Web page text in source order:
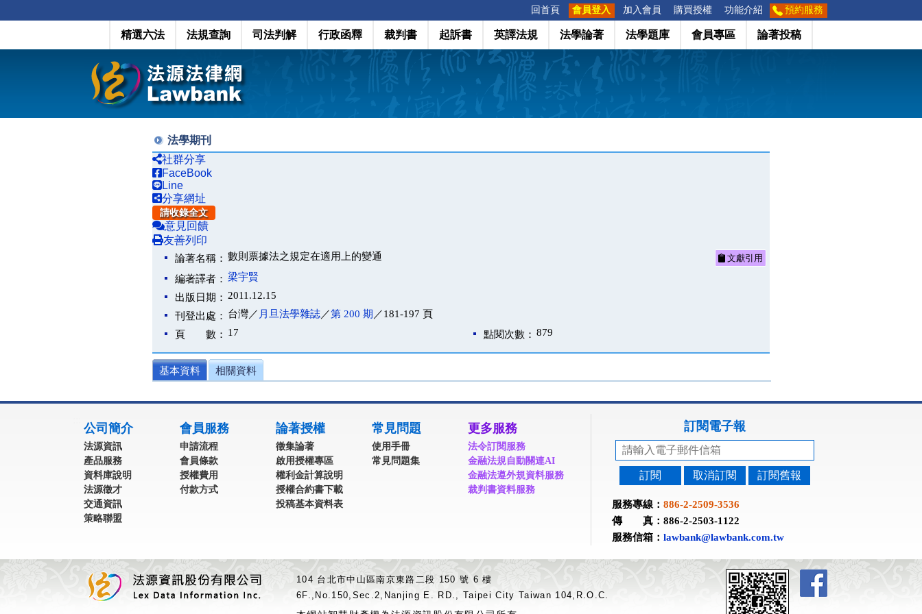
回首頁 會員登入 加入會員 購買授權 功能介紹 預約服務
精選六法 法規查詢 司法判解 行政函釋 裁判書 起訴書 英譯法規 法學論著 法學題庫 會員專區 論著投稿
法學期刊
社群分享
FaceBook
Line
分享網址
請收錄全文
意見回饋
友善列印
論著名稱： 數則票據法之規定在適用上的變通 文獻引用
編著譯者： 梁宇賢
出版日期： 2011.12.15
刊登出處： 台灣／ 月旦法學雜誌／第 200 期 ／181-197 頁
頁 數： 17 點閱次數： 879
基本資料 相關資料
公司簡介
法源資訊
產品服務
資料庫說明
法源徵才
交通資訊
策略聯盟
會員服務
申請流程
會員條款
授權費用
付款方式
論著授權
徵集論著
啟用授權專區
權利金計算說明
授權合約書下載
投稿基本資料表
常見問題
使用手冊
常見問題集
更多服務
法令訂閱服務
金融法規自動關連AI
金融法遵外規資料服務
裁判書資料服務
訂閱電子報
訂閱 取消訂閱 訂閱舊報
服務專線： 886-2-2509-3536
傳 真：886-2-2503-1122
服務信箱： lawbank@lawbank.com.tw
104 台北市中山區南京東路二段 150 號 6 樓
6F.,No.150,Sec.2,Nanjing E. RD., Taipei City Taiwan 104,R.O.C.